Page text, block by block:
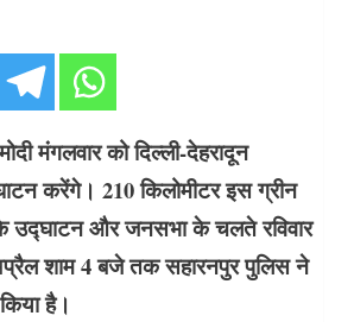
मंगलवार को दिल्ली-देहरादून
करेंगे। 210 किलोमीटर इस ग्रीन
उद्घाटन और जनसभा के चलते रविवार
शाम 4 बजे तक सहारनपुर पुलिस ने
है।